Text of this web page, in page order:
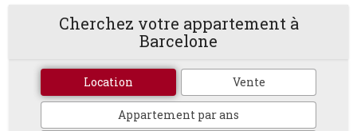
Cherchez votre appartement à
Barcelone
Location Vente
Appartement par ans